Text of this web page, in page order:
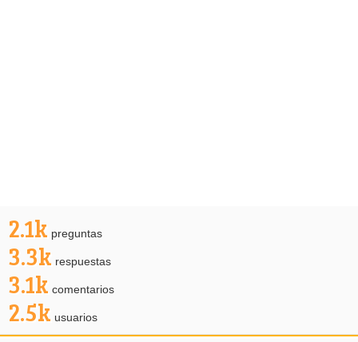
2.1k preguntas
3.3k respuestas
3.1k comentarios
2.5k usuarios